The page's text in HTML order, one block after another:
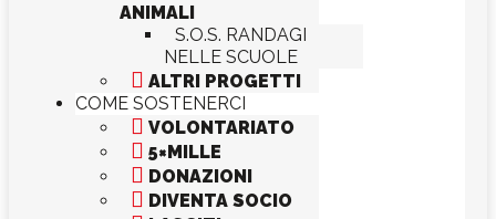
ANIMALI
S.O.S. RANDAGI
NELLE SCUOLE
 ALTRI PROGETTI
COME SOSTENERCI
 VOLONTARIATO
 5×MILLE
 DONAZIONI
 DIVENTA SOCIO